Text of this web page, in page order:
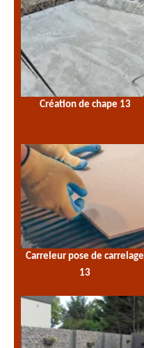
Création de chape 13
Carreleur pose de carrelage
13